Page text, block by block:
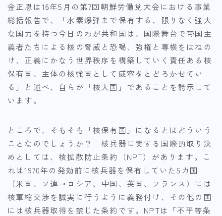
金正恩は16年5月の第7回朝鮮労働党大会における事業
総括報告で、「水素爆弾まで保有する、限りなく強大
な国力を持つ今日のわが共和国は、国際舞台で帝国主
義者たちによる核の脅威と恐喝、強権と専横をはねの
け、正義にかなう世界秩序を構築していく責任ある核
保有国、主体の核強国として威容をとどろかせてい
る」と述べ、自らが「核大国」であることを誇示して
います。
ところで、そもそも「核保有国」になるとはどういう
ことなのでしょうか？ 核兵器に関する国際的取り決
めとしては、核拡散防止条約（NPT）があります。こ
れは1970年の発効前に核兵器を保有していた5カ国
（米国、ソ連→ロシア、中国、英国、フランス）には
核軍縮交渉を誠実に行うように義務付け、その他の国
には核兵器取得を禁じた条約です。NPTは「不平等条